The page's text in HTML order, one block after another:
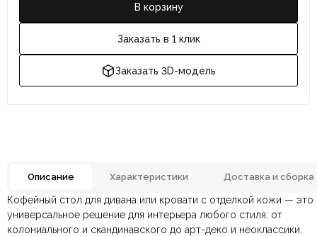
В корзину
Заказать в 1 клик
Заказать 3D-модель
Описание Характеристики Доставка и сборка
Кофейный стол для дивана или кровати с отделкой кожи — это
универсальное решение для интерьера любого стиля: от
колониального и скандинавского до арт-деко и неоклассики.
Цвет
Зеленый, Серо-бежевый,
Рыжий
Отзывов ещё нет. Напишите первым.